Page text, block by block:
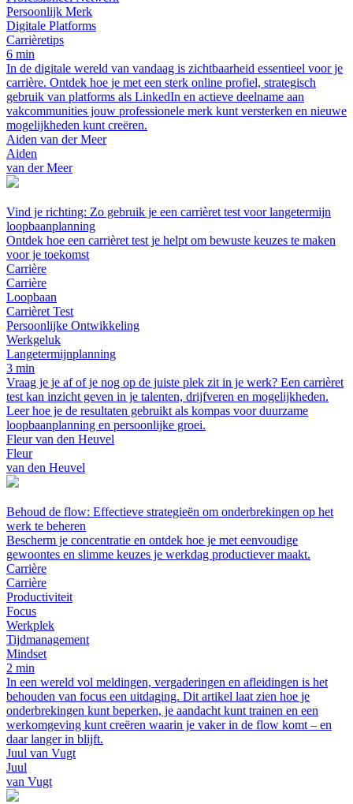
Persoonlijk Merk
Digitale Platforms
Carrièretips
6 min
In de digitale wereld van vandaag is zichtbaarheid essentieel voor je
carrière. Ontdek hoe je met een sterk online profiel, strategisch
gebruik van platforms als LinkedIn en actieve deelname aan
vakcommunities jouw professionele merk kunt versterken en nieuwe
mogelijkheden kunt creëren.
Aiden van der Meer
Aiden
van der Meer
Vind je richting: Zo gebruik je een carrièret test voor langetermijn
loopbaanplanning
Ontdek hoe een carrièret test je helpt om bewuste keuzes te maken
voor je toekomst
Carrière
Carrière
Loopbaan
Carrièret Test
Persoonlijke Ontwikkeling
Werkgeluk
Langetermijnplanning
3 min
Vraag je je af of je nog op de juiste plek zit in je werk? Een carrièret
test kan inzicht geven in je talenten, drijfveren en mogelijkheden.
Leer hoe je de resultaten gebruikt als kompas voor duurzame
loopbaanplanning en persoonlijke groei.
Fleur van den Heuvel
Fleur
van den Heuvel
Behoud de flow: Effectieve strategieën om onderbrekingen op het
werk te beheren
Bescherm je concentratie en ontdek hoe je met eenvoudige
gewoontes en slimme keuzes je werkdag productiever maakt.
Carrière
Carrière
Productiviteit
Focus
Werkplek
Tijdmanagement
Mindset
2 min
In een wereld vol meldingen, vergaderingen en afleidingen is het
behouden van focus een uitdaging. Dit artikel laat zien hoe je
onderbrekingen kunt beperken, je aandacht kunt trainen en een
werkomgeving kunt creëren waarin je vaker in de flow komt – en
daar langer in blijft.
Juul van Vugt
Juul
van Vugt